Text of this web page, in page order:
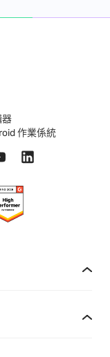
器
作業係統